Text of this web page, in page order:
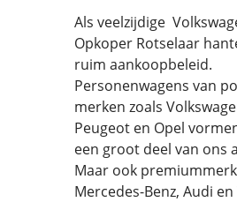
Als veelzijdige
Opkoper Rotselaar
ruim aankoopbeleid.
Personenwagens van
merken zoals
Peugeot en Opel
een groot deel van ons
Maar ook
Mercedes-Benz, Audi